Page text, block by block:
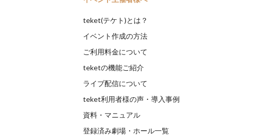
teket(テケト)とは？
イベント作成の方法
ご利用料金について
teketの機能ご紹介
ライブ配信について
teket利用者様の声・導入事例
資料・マニュアル
登録済み劇場・ホール一覧